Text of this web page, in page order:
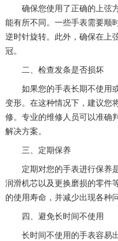
确保您使用了正确的上弦方
能有所不同。一些手表需要顺
逆时针旋转。此外，确保在上
冠。
二、检查发条是否损坏
如果您的手表长期不使用或
变形。在这种情况下，建议您
修。专业的维修人员可以准确
解决方案。
三、定期保养
定期对您的手表进行保养是
润滑机芯以及更换磨损的零件
的使用寿命，并减少出现各种
四、避免长时间不使用
长时间不使用的手表容易出